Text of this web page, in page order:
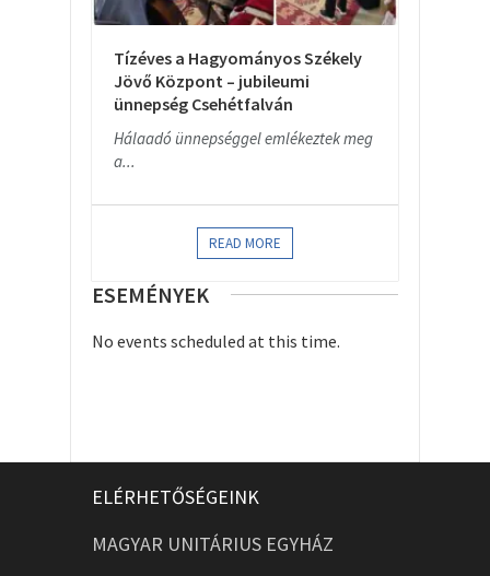
Tízéves a Hagyományos Székely
Jövő Központ – jubileumi
ünnepség Csehétfalván
Hálaadó ünnepséggel emlékeztek meg
a...
READ MORE
ESEMÉNYEK
No events scheduled at this time.
ELÉRHETŐSÉGEINK
MAGYAR UNITÁRIUS EGYHÁZ